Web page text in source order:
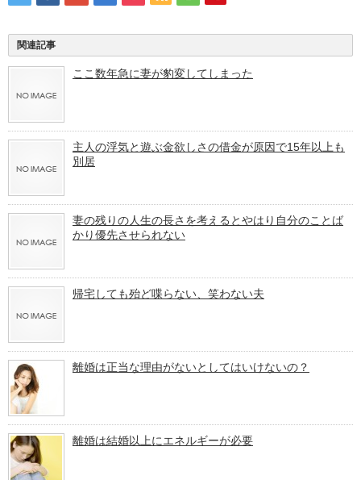
関連記事
ここ数年急に妻が豹変してしまった
主人の浮気と遊ぶ金欲しさの借金が原因で15年以上も
別居
妻の残りの人生の長さを考えるとやはり自分のことば
かり優先させられない
帰宅しても殆ど喋らない、笑わない夫
離婚は正当な理由がないとしてはいけないの？
離婚は結婚以上にエネルギーが必要